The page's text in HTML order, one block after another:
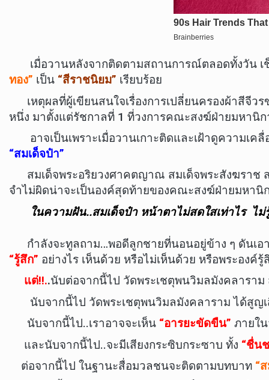
เมื่อวานหลังจากติดตามสถานการณ์ตลอดทั้งวัน เช็
ทอง” เป็น “สีราชนิยม” เรียบร้อย
เหตุผลที่ผู้เขียนสนใจเรื่องการเปลี่ยนครองผ้าสีจีว
หนึ่ง มาตั้งแต่รัชกาลที่ 1 ที่วงการคณะสงฆ์ฝ่ายมหานิ
อาจเป็นเพราะเมื่อวานเกาะติดและเฝ้าดูความเค
“สมเด็จป๋า”
สมเด็จพระอริยวงศาคตญาณ สมเด็จพระสังฆราช
จำไม่ผิดน่าจะเป็นองค์สุดท้ายของคณะสงฆ์ฝ่ายมหานิ
ในความฝัน..สมเด็จป๋า หน้าตาไม่สดใสเท่าไร ไ
กำลังจะทูลถาม…พอดีลูกชายที่นอนอยู่ข้าง ๆ ดันเ
“รู้สึก” อย่างไร เห็นด้วย หรือไม่เห็นด้วย หรือพระองค์รู้
แต่!!..นับต่อจากนี้ไป วัดพระเชตุพนวิมลมังคลารา
นับจากนี้ไป วัดพระเชตุพนวิมลมังคลาราม ได้สูญ
นับจากนี้ไป..เราอาจจะเห็น “อารยะขัดขืน” ภายใ
และนับจากนี้ไป..จะมีเสียงกระซิบกระซาบ ทั้ง “ชื่น
ต่อจากนี้ไป ในฐานะสื่อมวลชนจะติดตามบทบาท “